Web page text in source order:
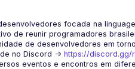
focada na
de reunir programadores
no Discord -> https://discord.gg/
eventos e encontros em